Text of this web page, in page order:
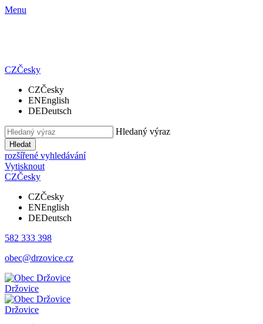
Menu
CZČesky
CZČesky
ENEnglish
DEDeutsch
Hledaný výraz
Hledat
rozšířené vyhledávání
Vytisknout
CZČesky
CZČesky
ENEnglish
DEDeutsch
582 333 398
obec@drzovice.cz
Držovice
Držovice